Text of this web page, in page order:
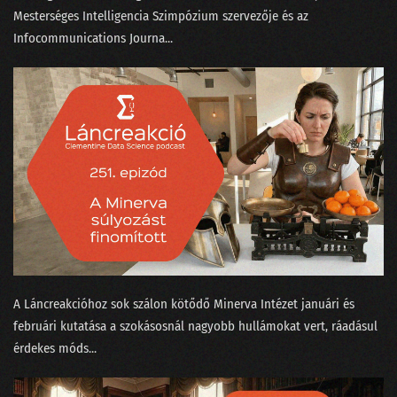
100 - Ezt is megértük!
099 - A KDNuggets és az örök amatőr orosz bölcs
098 - A GPT alapú keresők forradalmat hoznak
097 - Az igazság a Covid statisztikák körül
096 - Elvirát felköszöntötték névnapja alkalmából
095 - Elmetrükkök a prezentáció tudományában
094 - Kifényeztük a tavalyi kristálygömbünket!
092 - MI-tél helyett MI-nyár lett 2022-ben
Mesterséges Intelligencia Szimpózium⁠ szervezője és az
Infocommunications Journa...
A Láncreakcióhoz sok szálon kötődő Minerva Intézet⁠⁠ januári⁠⁠ és
februári⁠⁠ kutatása a szokásosnál nagyobb hullámokat vert, ráadásul
érdekes ⁠móds...